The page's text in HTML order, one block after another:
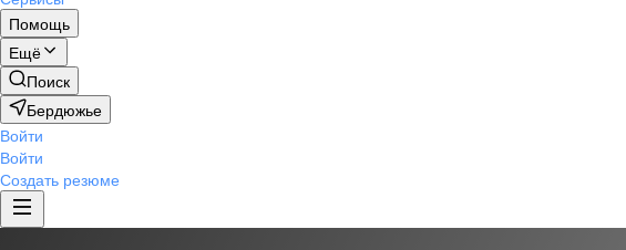
Помощь
Ещё
Поиск
Бердюжье
Войти
Войти
Создать резюме